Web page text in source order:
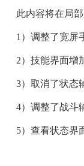
此内容将在局
1）调整了宽屏
2）技能界面增
3）取消了状态
4）调整了战斗
5）查看状态界